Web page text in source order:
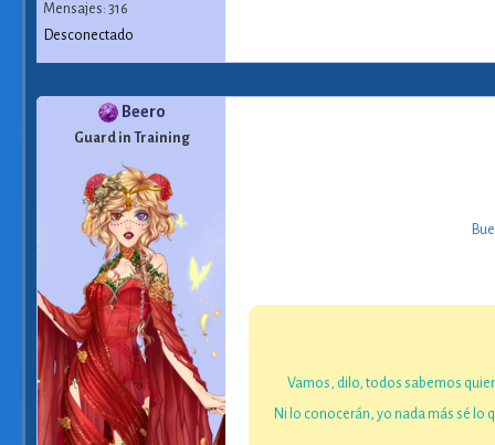
Mensajes: 316
Desconectado
Beero
Guard in Training
Vamos, dilo, todos sabemos
Ni lo conocerán, yo nada más sé lo